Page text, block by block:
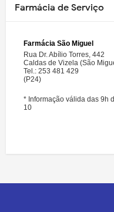
Farmácia de Serviço